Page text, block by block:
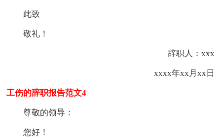
此致
敬礼！
辞职人：xxx
xxxx年xx月xx日
工伤的辞职报告范文4
尊敬的领导：
您好！